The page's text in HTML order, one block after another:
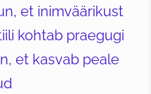
et inimväärikust
kohtab praegugi
et kasvab peale